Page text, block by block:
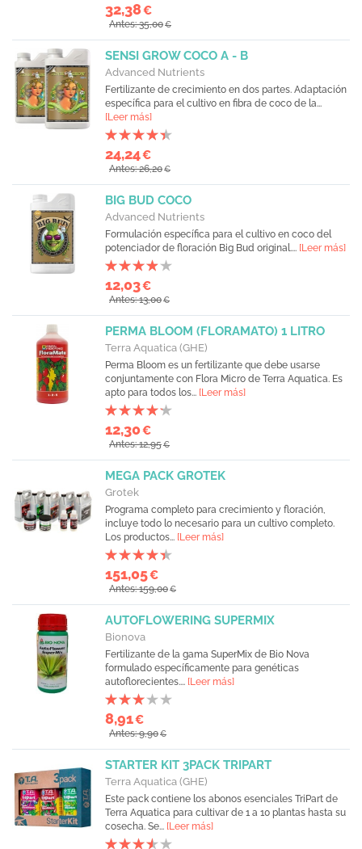
32,38€
Antes: 35,00€
SENSI GROW COCO A - B
Advanced Nutrients
Fertilizante de crecimiento en dos partes. Adaptación
específica para el cultivo en fibra de coco de la...
[Leer más]
24,24€
Antes: 26,20€
BIG BUD COCO
Advanced Nutrients
Formulación específica para el cultivo en coco del
potenciador de floración Big Bud original.... [Leer más]
12,03€
Antes: 13,00€
PERMA BLOOM (FLORAMATO) 1 LITRO
Terra Aquatica (GHE)
Perma Bloom es un fertilizante que debe usarse
conjuntamente con Flora Micro de Terra Aquatica. Es
apto para todos los... [Leer más]
12,30€
Antes: 12,95€
MEGA PACK GROTEK
Grotek
Programa completo para crecimiento y floración,
incluye todo lo necesario para un cultivo completo.
Los productos... [Leer más]
151,05€
Antes: 159,00€
AUTOFLOWERING SUPERMIX
Bionova
Fertilizante de la gama SuperMix de Bio Nova
formulado específicamente para genéticas
autoflorecientes.... [Leer más]
8,91€
Antes: 9,90€
STARTER KIT 3PACK TRIPART
Terra Aquatica (GHE)
Este pack contiene los abonos esenciales TriPart de
Terra Aquatica para cultivar de 1 a 10 plantas hasta su
cosecha. Se... [Leer más]